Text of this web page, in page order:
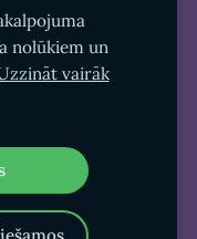
nolūkiem un
vairāk